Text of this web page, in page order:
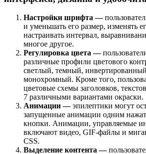
Настройки шрифта —
и уменьшать его размер, изменять
настраивать интервал,
многое другое.
Регулировка цвета —
различные профили цветового
светлый, темный,
монохромный. Кроме того,
цветовые схемы заголовков,
7 различными вариантами окраски.
Анимации —эпилептики могут
запущенные анимации одним
кнопки. Анимации, управляемые
включают видео, GIF-файлы и
CSS.
Выделение контента —